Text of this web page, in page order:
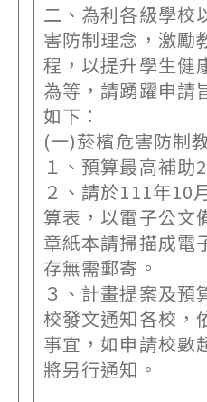
二、為利各級學校
害防制理念，激勵
程，以提升學生健
為等，請踴躍申請
如下：
(一)菸檳危害防制
１、預算最高補
２、請於111年10
算表，以電子公文
章紙本請掃描成電
存無需郵寄。
３、計畫提案及預
校發文通知各校，
事宜，如申請校數
將另行通知。